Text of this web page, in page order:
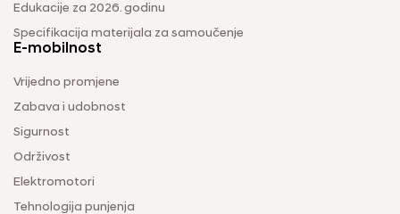
Edukacije za 2026. godinu
Specifikacija materijala za samoučenje
E-mobilnost
Vrijedno promjene
Zabava i udobnost
Sigurnost
Održivost
Elektromotori
Tehnologija punjenja